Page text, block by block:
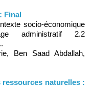
Final
socio-économique
administratif 2.2
Ben Saad Abdallah,
naturelles :